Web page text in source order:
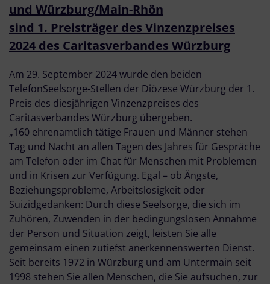
und Würzburg/Main-Rhön
sind 1. Preisträger des Vinzenzpreises
2024 des Caritasverbandes Würzburg
Am 29. September 2024 wurde den beiden
TelefonSeelsorge-Stellen der Diözese Würzburg der 1.
Preis des diesjährigen Vinzenzpreises des
Caritasverbandes Würzburg übergeben.
„160 ehrenamtlich tätige Frauen und Männer stehen
Tag und Nacht an allen Tagen des Jahres für Gespräche
am Telefon oder im Chat für Menschen mit Problemen
und in Krisen zur Verfügung. Egal – ob Ängste,
Beziehungsprobleme, Arbeitslosigkeit oder
Suizidgedanken: Durch diese Seelsorge, die sich im
Zuhören, Zuwenden in der bedingungslosen Annahme
der Person und Situation zeigt, leisten Sie alle
gemeinsam einen zutiefst anerkennenswerten Dienst.
Seit bereits 1972 in Würzburg und am Untermain seit
1998 stehen Sie allen Menschen, die Sie aufsuchen, zur